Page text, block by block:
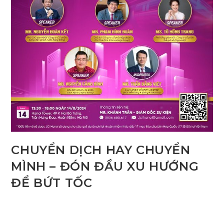
CHUYỂN DỊCH HAY CHUYỂN
MÌNH – ĐÓN ĐẦU XU HƯỚNG
ĐỂ BỨT TỐC